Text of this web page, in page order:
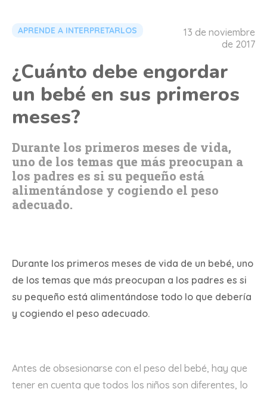
APRENDE A INTERPRETARLOS
13 de noviembre
de 2017
¿Cuánto debe engordar
un bebé en sus primeros
meses?
Durante los primeros meses de vida,
uno de los temas que más preocupan a
los padres es si su pequeño está
alimentándose y cogiendo el peso
adecuado.
Durante los primeros meses de vida de un bebé, uno
de los temas que más preocupan a los padres es si
su pequeño está alimentándose todo lo que debería
y cogiendo el peso adecuado.
Antes de obsesionarse con el peso del bebé, hay que
tener en cuenta que todos los niños son diferentes, lo